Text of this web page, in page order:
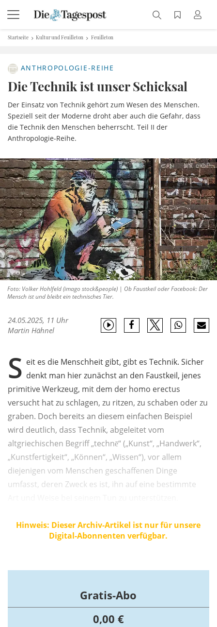
Startseite Kultur und Feuilleton Feuilleton
ANTHROPOLOGIE-REIHE
Die Technik ist unser Schicksal
Der Einsatz von Technik gehört zum Wesen des Menschen.
Speziell seit der Moderne droht aber auch die Gefahr, dass
die Technik den Menschen beherrscht. Teil II der
Anthropologie-Reihe.
Foto: Volker Hohlfeld (imago stock&people) | Ob Faustkeil oder Facebook: Der
Mensch ist und bleibt ein technisches Tier.
24.05.2025, 11 Uhr
Martin Hähnel
S eit es die Menschheit gibt, gibt es Technik. Sicher
denkt man hier zunächst an den Faustkeil, jenes
primitive Werkzeug, mit dem der homo erectus
versucht hat zu schlagen, zu ritzen, zu schaben oder zu
graben. Doch bereits an diesem einfachen Beispiel
wird deutlich, dass Technik, abgeleitet vom
altgriechischen Begriff „technē“ („Kunst“, „Handwerk“,
„Kunstfertigkeit“, „Können“, „Wissen“), vor allem
diejenigen vom Menschen geschaffenen Dinge
umfasst, deren Zweck es ist, ihn auf eine bestimmte
Hinweis: Dieser Archiv-Artikel ist nur für unsere
Digital-Abonnenten verfügbar.
Gratis-Abo
0,00 €